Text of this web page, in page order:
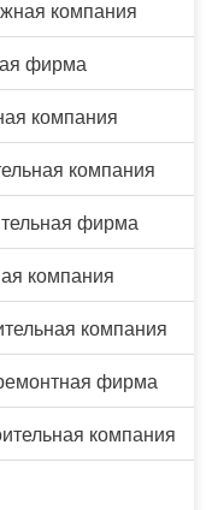
компания
фирма
компания
компания
фирма
компания
компания
фирма
компания